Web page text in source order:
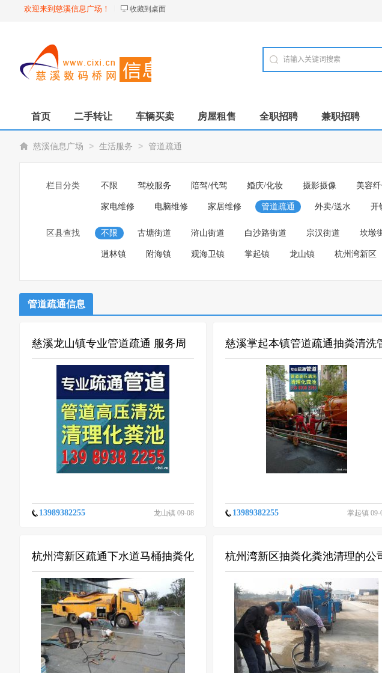
欢迎来到慈溪信息广场！ 收藏到桌面
首页 二手转让 车辆买卖 房屋租售 全职招聘 兼职招聘
慈溪信息广场 > 生活服务 > 管道疏通
栏目分类 不限 驾校服务 陪驾/代驾 婚庆/化妆 摄影摄像 美容
家电维修 电脑维修 家居维修 管道疏通 外卖/送水 开
区县查找 不限 古塘街道 浒山街道 白沙路街道 宗汉街道 坎墩
逍林镇 附海镇 观海卫镇 掌起镇 龙山镇 杭州湾新区
管道疏通信息
慈溪龙山镇专业管道疏通 服务周
13989382255 龙山镇 09-08
慈溪掌起本镇管道疏通抽粪清洗
道一条龙服务
13989382255 掌起镇 09-
杭州湾新区疏通下水道马桶抽粪化
粪池清理我公司最有资质
杭州湾新区抽粪化粪池清理的公